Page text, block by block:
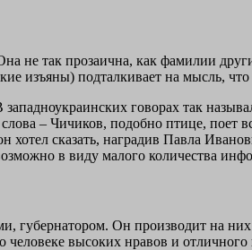
не так прозаична, как фамилии
изъяны) подталкивает на мысль,
говорах так
– Чичиков, подобно птице, поет
хотел сказать, наградив Павла
в виду малого количества
Он производит на
высоких нравов и